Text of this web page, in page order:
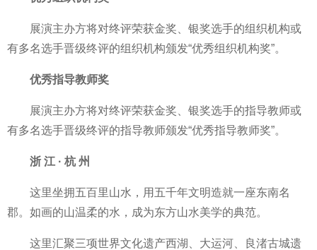
展演主办方将对终评荣获金奖、银奖选手的组织机构或
有多名选手晋级终评的组织机构颁发“优秀组织机构奖”。
优秀指导教师奖
展演主办方将对终评荣获金奖、银奖选手的指导教师或
有多名选手晋级终评的指导教师颁发“优秀指导教师奖”。
浙 江 · 杭 州
这里坐拥五百里山水，用五千年文明造就一座东南名
郡。如画的山温柔的水，成为东方山水美学的典范。
这里汇聚三项世界文化遗产西湖、大运河、良渚古城遗